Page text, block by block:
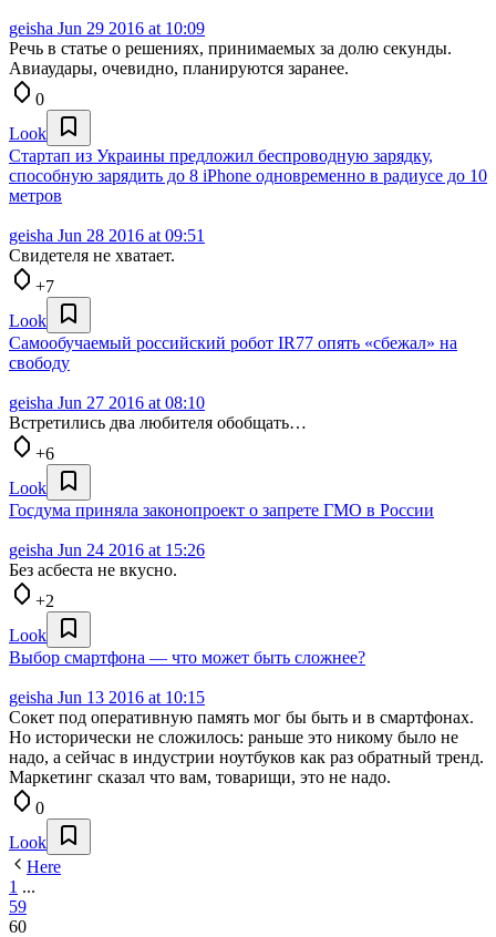
geisha Jun 29 2016 at 10:09
Речь в статье о решениях, принимаемых за долю секунды.
Авиаудары, очевидно, планируются заранее.
0
Look
Стартап из Украины предложил беспроводную зарядку,
способную зарядить до 8 iPhone одновременно в радиусе до 10
метров
geisha Jun 28 2016 at 09:51
Свидетеля не хватает.
+7
Look
Самообучаемый российский робот IR77 опять «сбежал» на
свободу
geisha Jun 27 2016 at 08:10
Встретились два любителя обобщать…
+6
Look
Госдума приняла законопроект о запрете ГМО в России
geisha Jun 24 2016 at 15:26
Без асбеста не вкусно.
+2
Look
Выбор смартфона — что может быть сложнее?
geisha Jun 13 2016 at 10:15
Сокет под оперативную память мог бы быть и в смартфонах.
Но исторически не сложилось: раньше это никому было не
надо, а сейчас в индустрии ноутбуков как раз обратный тренд.
Маркетинг сказал что вам, товарищи, это не надо.
0
Look
Here
1 ...
59
60